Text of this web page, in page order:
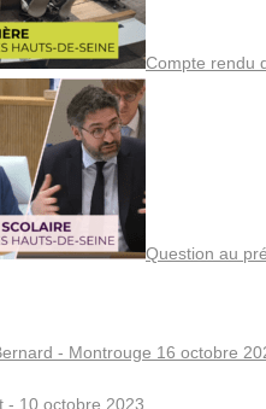
Compte rendu
Question au